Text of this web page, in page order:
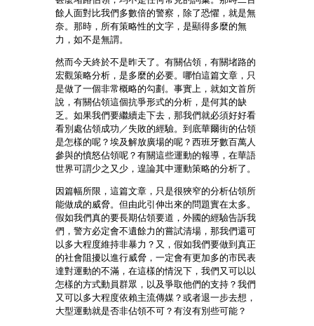
餘人面對比我們多數倍的警察，除了恐懼，就是無
奈。那時，所有策略性的文字，是顯得多麼的無
力，如不是無謂。
然而今天終於不是昨天了。有關佔領，有關堵路的
宏觀策略分析，是多麼的必要。哪怕這篇文章，只
是做了一個非常概略的勾劃。事實上，就如文首所
說，有關佔領這個抗爭形式的分析，是何其的缺
乏。如果我們要繼續走下去，那我們就必須好好看
看別處佔領成功／失敗的經驗。到底華爾街的佔領
是怎樣的呢？埃及解放廣場的呢？西班牙數百萬人
參與的憤怒佔領呢？有關這些運動的報導，在華語
世界可謂少之又少，遑論其中運動策略的分析了。
因篇幅所限，這篇文章，只是很狹窄的分析佔領所
能做成的威脅。但由此引伸出來的問題實在太多。
假如我們真的要長期佔領要道，外國的經驗告訴我
們，警方必定會不遺餘力的嘗試清場，那我們還可
以多大程度維持非暴力？又，假如我們要做到真正
的社會阻擾以進行威脅，一定會有更加多的市民表
達對運動的不滿，在這樣的情況下，我們又可以以
怎樣的方式動員群眾，以及爭取他們的支持？我們
又可以多大程度依賴主流傳媒？或者退一步去想，
大型運動就是否非佔領不可？有沒有別些可能？